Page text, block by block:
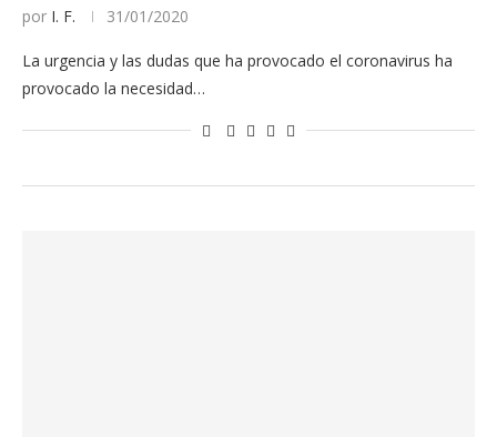
por I. F. 31/01/2020
La urgencia y las dudas que ha provocado el coronavirus ha
provocado la necesidad…